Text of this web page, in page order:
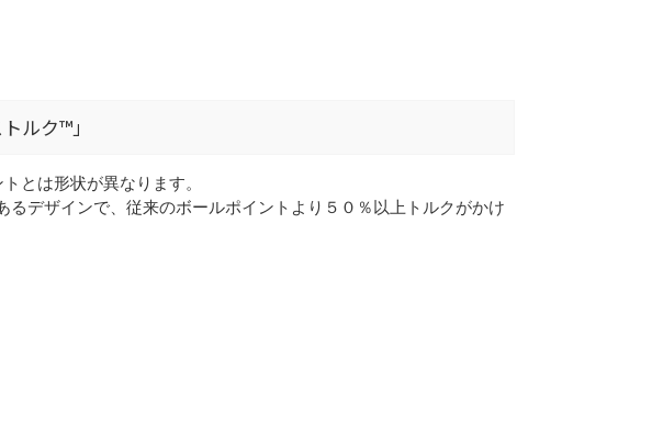
ルク™」
とは形状が異なります。
るデザインで、従来のボールポイントより５０％以上トルクがかけ